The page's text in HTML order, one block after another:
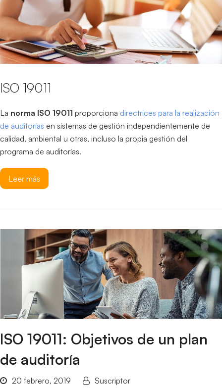
ISO 19011
La norma ISO 19011 proporciona directrices para la realización
de auditorías en sistemas de gestión independientemente de
calidad, ambiental u otras, incluso la propia gestión del
programa de auditorías.
Leer más
ISO 19011: Objetivos de un plan
de auditoría
20 febrero, 2019
Suscriptor